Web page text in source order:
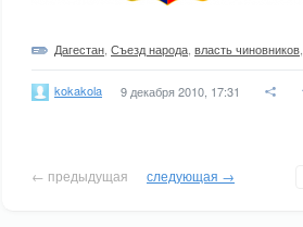
Дагестан Съезд народа власть чиновников
kokakola 9 декабря 2010, 17:31
← предыдущая следующая →